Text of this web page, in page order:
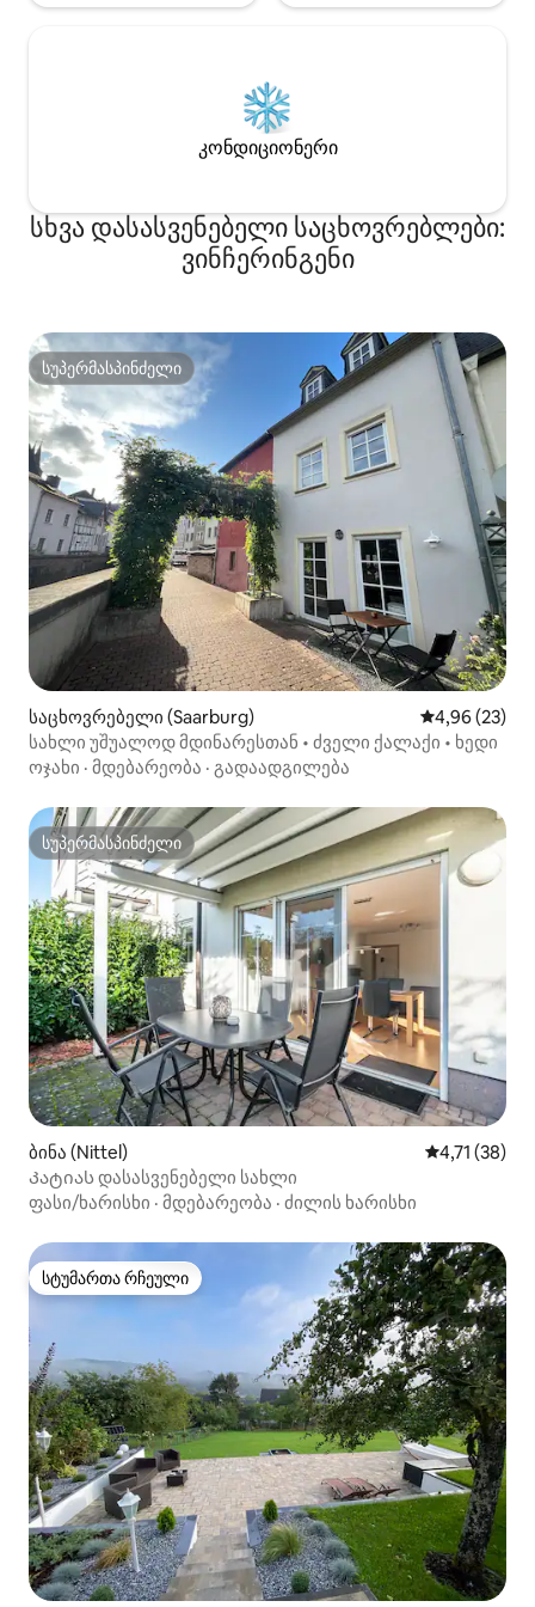
კონდიციონერი
სხვა დასასვენებელი საცხოვრებლები:
ვინჩერინგენი
სუპერმასპინძელი
სუპერმასპინძელი
საცხოვრებელი (Saarburg) საშუალო
4,96 (23)
სახლი უშუალოდ მდინარესთან • ძველი ქალაქი • ხედი
ოჯახი · მდებარეობა · გადაადგილება
სუპერმასპინძელი
სუპერმასპინძელი
ბინა (Nittel) საშუალო
4,71 (38)
Კატიას დასასვენებელი სახლი
ფასი/ხარისხი · მდებარეობა · ძილის ხარისხი
სტუმართა რჩეული
სტუმართა რჩეული